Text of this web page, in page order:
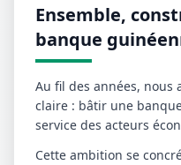
Ensemble,
banque
Au fil des années, nous
claire : bâtir une
service des acteurs
Cette ambition se